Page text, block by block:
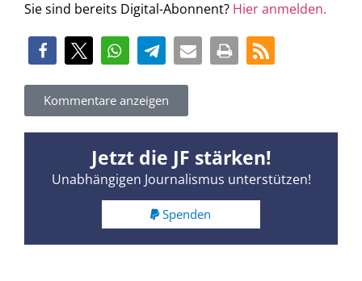
Sie sind bereits Digital-Abonnent? Hier anmelden.
Kommentare anzeigen
Jetzt die JF stärken!
Unabhängigen Journalismus unterstützen!
Spenden